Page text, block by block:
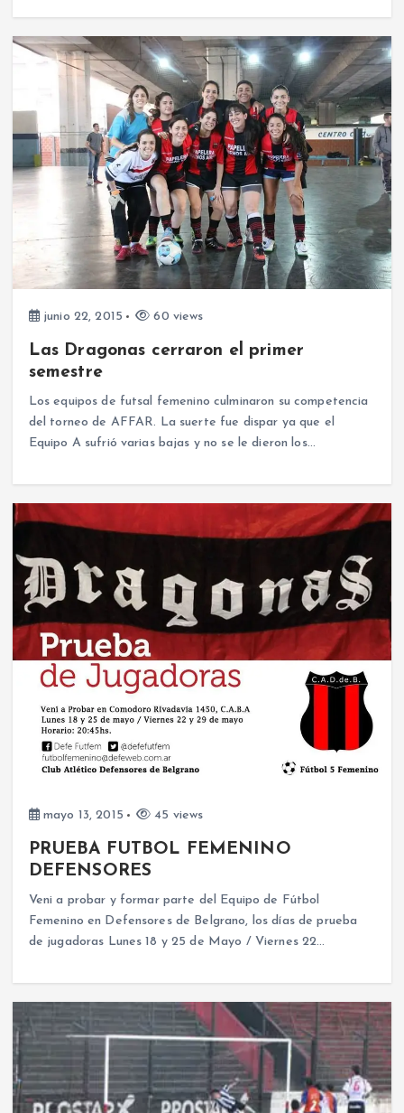
junio 22, 2015 60 views
Las Dragonas cerraron el primer
semestre
Los equipos de futsal femenino culminaron su competencia
del torneo de AFFAR. La suerte fue dispar ya que el
Equipo A sufrió varias bajas y no se le dieron los…
mayo 13, 2015 45 views
PRUEBA FUTBOL FEMENINO
DEFENSORES
Veni a probar y formar parte del Equipo de Fútbol
Femenino en Defensores de Belgrano, los días de prueba
de jugadoras Lunes 18 y 25 de Mayo / Viernes 22…